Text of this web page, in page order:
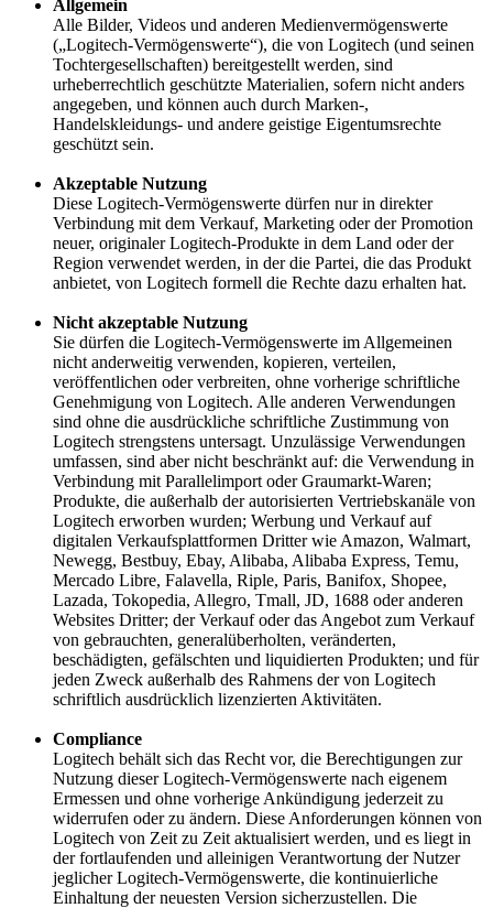
Allgemein
Alle Bilder, Videos und anderen Medienvermögenswerte
(„Logitech-Vermögenswerte“), die von Logitech (und seinen
Tochtergesellschaften) bereitgestellt werden, sind
urheberrechtlich geschützte Materialien, sofern nicht anders
angegeben, und können auch durch Marken-,
Handelskleidungs- und andere geistige Eigentumsrechte
geschützt sein.
Akzeptable Nutzung
Diese Logitech-Vermögenswerte dürfen nur in direkter
Verbindung mit dem Verkauf, Marketing oder der Promotion
neuer, originaler Logitech-Produkte in dem Land oder der
Region verwendet werden, in der die Partei, die das Produkt
anbietet, von Logitech formell die Rechte dazu erhalten hat.
Nicht akzeptable Nutzung
Sie dürfen die Logitech-Vermögenswerte im Allgemeinen
nicht anderweitig verwenden, kopieren, verteilen,
veröffentlichen oder verbreiten, ohne vorherige schriftliche
Genehmigung von Logitech. Alle anderen Verwendungen
sind ohne die ausdrückliche schriftliche Zustimmung von
Logitech strengstens untersagt. Unzulässige Verwendungen
umfassen, sind aber nicht beschränkt auf: die Verwendung in
Verbindung mit Parallelimport oder Graumarkt-Waren;
Produkte, die außerhalb der autorisierten Vertriebskanäle von
Logitech erworben wurden; Werbung und Verkauf auf
digitalen Verkaufsplattformen Dritter wie Amazon, Walmart,
Newegg, Bestbuy, Ebay, Alibaba, Alibaba Express, Temu,
Mercado Libre, Falavella, Riple, Paris, Banifox, Shopee,
Lazada, Tokopedia, Allegro, Tmall, JD, 1688 oder anderen
Websites Dritter; der Verkauf oder das Angebot zum Verkauf
von gebrauchten, generalüberholten, veränderten,
beschädigten, gefälschten und liquidierten Produkten; und für
jeden Zweck außerhalb des Rahmens der von Logitech
schriftlich ausdrücklich lizenzierten Aktivitäten.
Compliance
Logitech behält sich das Recht vor, die Berechtigungen zur
Nutzung dieser Logitech-Vermögenswerte nach eigenem
Ermessen und ohne vorherige Ankündigung jederzeit zu
widerrufen oder zu ändern. Diese Anforderungen können von
Logitech von Zeit zu Zeit aktualisiert werden, und es liegt in
der fortlaufenden und alleinigen Verantwortung der Nutzer
jeglicher Logitech-Vermögenswerte, die kontinuierliche
Einhaltung der neuesten Version sicherzustellen. Die